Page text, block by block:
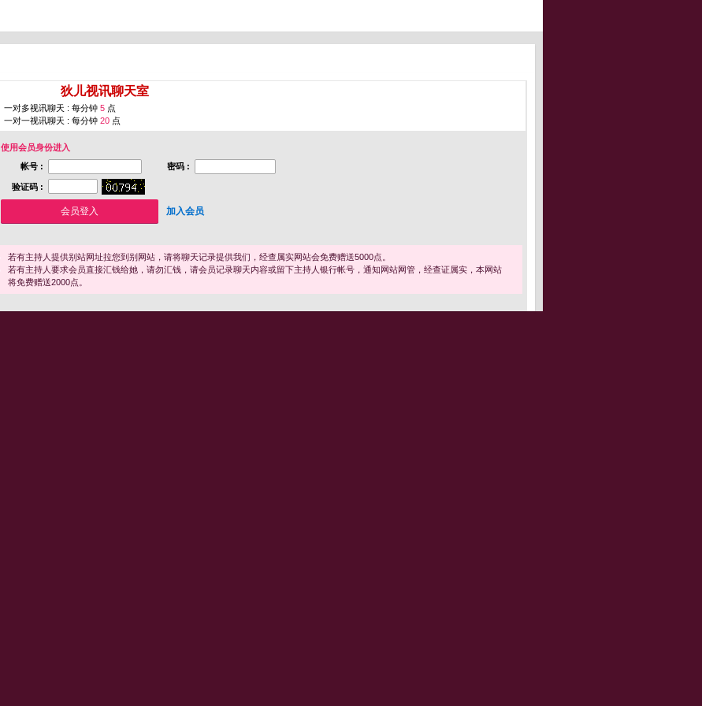
狄儿视讯聊天室
一对多视讯聊天 : 每分钟 5 点
一对一视讯聊天 : 每分钟 20 点
使用会员身份进入
帐号 :
密码 :
验证码 :
加入会员
若有主持人提供别站网址拉您到别网站，请将聊天记录提供我们，经查属实网站会免费赠送5000点。
若有主持人要求会员直接汇钱给她，请勿汇钱，请会员记录聊天内容或留下主持人银行帐号，通知网站网管，经查证属实，本网站
将免费赠送2000点。